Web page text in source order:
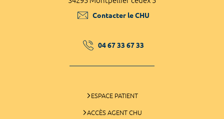
Contacter le CHU
04 67 33 67 33
ESPACE PATIENT
ACCÈS AGENT CHU